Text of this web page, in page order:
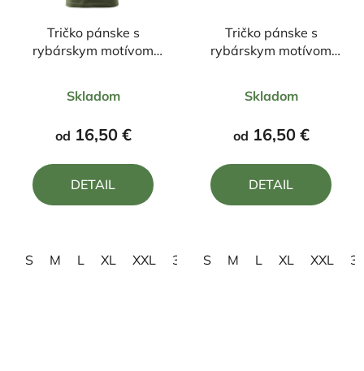
Tričko pánske s
rybárskym motívom
hodnotenie
produktu
je
4,8
z
Skladom
od 16,50 €
DETAIL
S M L XL XXL 3XL 4XL
Tričko pánske s
rybárskym motívom
hodnotenie
produktu
je
4,4
z
Skladom
od 16,50 €
DETAIL
S M L XL XXL